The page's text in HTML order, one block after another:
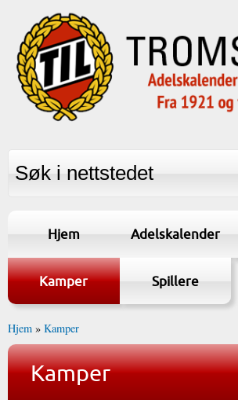
Hjem Adelskalender
Kamper Spillere
Hjem » Kamper
Kamper